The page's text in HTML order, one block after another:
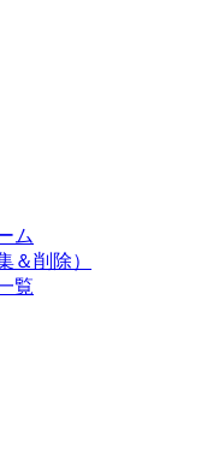
ム
＆削除）
覧